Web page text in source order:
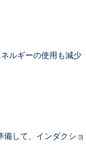
ルギーの使用も減少
して、インダクショ